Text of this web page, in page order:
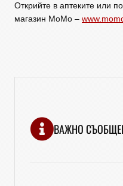
Открийте в аптеките или
магазин МоМо –
ВАЖНО